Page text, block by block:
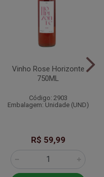
Vinho Rose Horizonte
750ML
Código: 2903
Embalagem: Unidade (UND)
R$ 59,99